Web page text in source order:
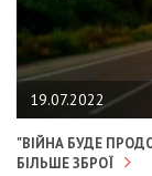
19.07.2022
"ВІЙНА БУДЕ
БІЛЬШЕ ЗБРОЇ